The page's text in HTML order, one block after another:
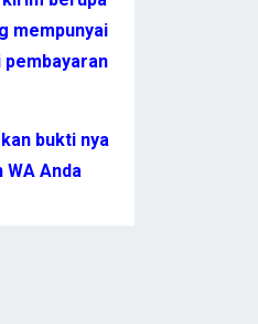
mempunyai
bukti nya
WA Anda